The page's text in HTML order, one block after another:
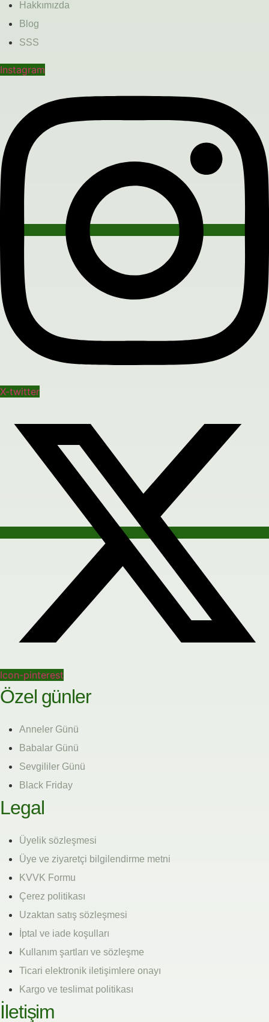
Hakkımızda
Blog
SSS
Instagram
X-twitter
Icon-pinterest
Özel günler
Anneler Günü
Babalar Günü
Sevgililer Günü
Black Friday
Legal
Üyelik sözleşmesi
Üye ve ziyaretçi bilgilendirme metni
KVVK Formu
Çerez politikası
Uzaktan satış sözleşmesi
İptal ve iade koşulları
Kullanım şartları ve sözleşme
Ticari elektronik iletişimlere onayı
Kargo ve teslimat politikası
İletişim